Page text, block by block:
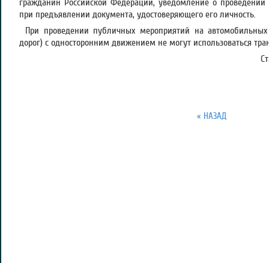
гражданин Российской Федерации, уведомление о проведении
при предъявлении документа, удостоверяющего его личность.
При проведении публичных мероприятий на автомобильных
дорог) с односторонним движением не могут использоваться
« НАЗАД